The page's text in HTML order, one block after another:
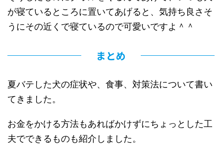
が寝ているところに置いてあげると、気持ち良さそ
うにその近くで寝ているので可愛いですよ＾＾
まとめ
夏バテした犬の症状や、食事、対策法について書い
てきました。
お金をかける方法もあればかけずにちょっとした工
夫でできるものも紹介しました。